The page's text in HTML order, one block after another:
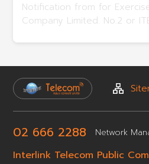
Notification from for
Company Limited. No.2 or
02 666 2288 Network
Interlink Telecom Public